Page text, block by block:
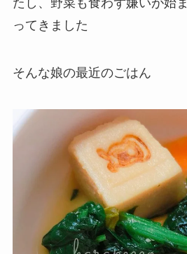
たし、野菜も食わず嫌いが始
ってきました
そんな娘の最近のごはん